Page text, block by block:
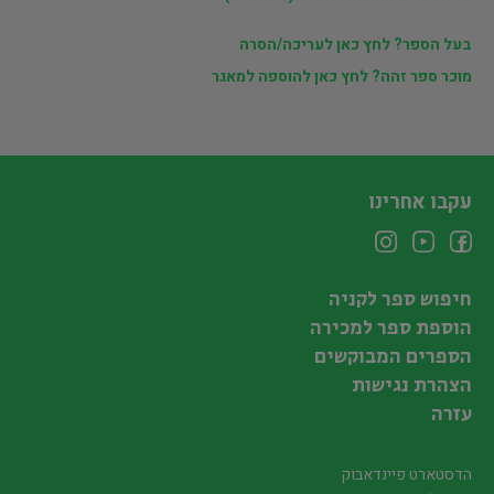
בעל הספר? לחץ כאן לעריכה/הסרה
מוכר ספר זהה? לחץ כאן להוספה למאגר
עקבו אחרינו
חיפוש ספר לקניה
הוספת ספר למכירה
הספרים המבוקשים
הצהרת נגישות
עזרה
הדסטארט פיינדאבוק